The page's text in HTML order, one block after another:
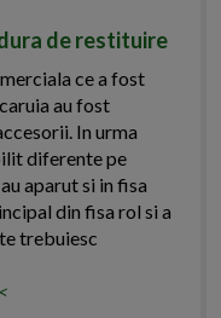
de restituire
ce a fost
au fost
In urma
diferente pe
aparut si in fisa
din fisa rol si a
trebuiesc